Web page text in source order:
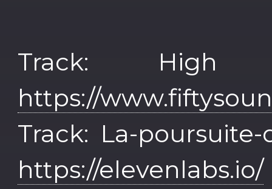
Track:
https://
Track: La-
https://elevenlabs.io/